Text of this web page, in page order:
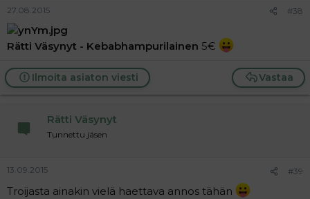
27.08.2015 #38
Rätti Väsynyt - Kebabhampurilainen 5€
Vastaa
Ilmoita asiaton viesti
Rätti Väsynyt
Tunnettu jäsen
13.09.2015 #39
Troijasta ainakin vielä haettava annos tähän